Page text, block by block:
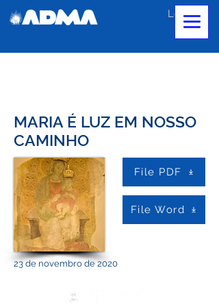
Login
MARIA É LUZ EM NOSSO
CAMINHO
File PDF
File Word
23 de novembro de 2020